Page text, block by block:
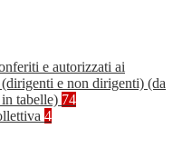
e autorizzati ai
e non dirigenti) (da
tabelle) 74
4